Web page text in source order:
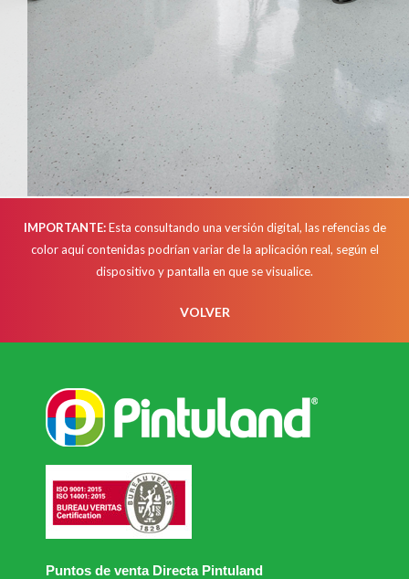
IMPORTANTE:Esta consultando una versión digital, las refencias de
color aquí contenidas podrían variar de la aplicación real, según el
dispositivo y pantalla en que se visualice.
VOLVER
Puntos de venta Directa Pintuland